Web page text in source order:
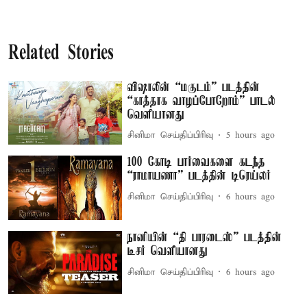
Related Stories
விஷாலின் “மகுடம்” படத்தின்
“காத்தாக வாழப்போறோம்” பாடல்
வெளியானது
சினிமா செய்திப்பிரிவு 5 hours ago
100 கோடி பார்வைகளை கடந்த
“ராமாயணா” படத்தின் டிரெய்லர்
சினிமா செய்திப்பிரிவு 6 hours ago
நானியின் “தி பாரடைஸ்” படத்தின்
டீசர் வெளியானது
சினிமா செய்திப்பிரிவு 6 hours ago